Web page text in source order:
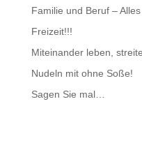
Familie und Beruf –
Freizeit!!!
Miteinander leben,
Nudeln mit ohne Soße!
Sagen Sie mal…